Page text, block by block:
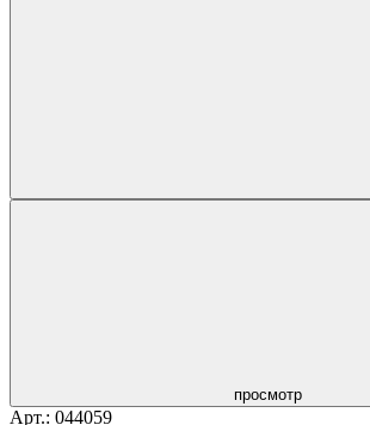
просмотр
Арт.: 044059